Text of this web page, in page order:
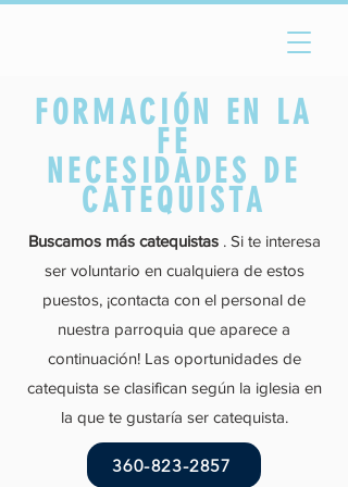
FORMACIÓN EN LA
FE
NECESIDADES DE
CATEQUISTA
Buscamos más catequistas. Si te interesa
ser voluntario en cualquiera de estos
puestos, ¡contacta con el personal de
nuestra parroquia que aparece a
continuación! Las oportunidades de
catequista se clasifican según la iglesia en
la que te gustaría ser catequista.
360-823-2857